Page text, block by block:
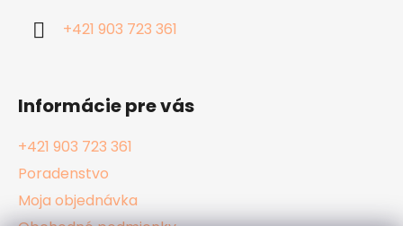
+421 903 723 361
Informácie pre vás
+421 903 723 361
Poradenstvo
Moja objednávka